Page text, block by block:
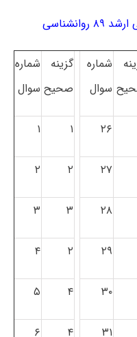
شماره
سوال
گزینه
صحیح
شماره
سوال
۲۶ ۱ ۱
۲۷ ۲ ۲
۲۸ ۳ ۳
۲۹ ۲ ۴
۳۰ ۴ ۵
۳۱ ۴ ۶